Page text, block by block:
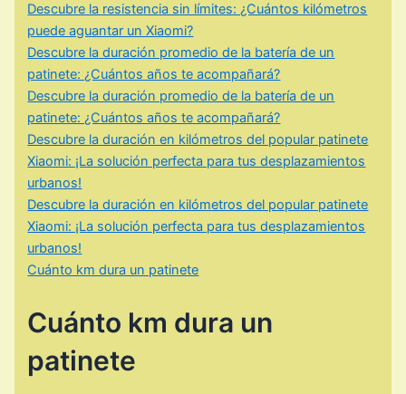
Descubre la resistencia sin límites: ¿Cuántos kilómetros
puede aguantar un Xiaomi?
Descubre la duración promedio de la batería de un
patinete: ¿Cuántos años te acompañará?
Descubre la duración promedio de la batería de un
patinete: ¿Cuántos años te acompañará?
Descubre la duración en kilómetros del popular patinete
Xiaomi: ¡La solución perfecta para tus desplazamientos
urbanos!
Descubre la duración en kilómetros del popular patinete
Xiaomi: ¡La solución perfecta para tus desplazamientos
urbanos!
Cuánto km dura un patinete
Cuánto km dura un
patinete